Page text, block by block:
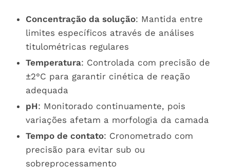
Concentração da solução: Mantida entre
limites específicos através de análises
titulométricas regulares
Temperatura: Controlada com precisão de
±2°C para garantir cinética de reação
adequada
pH: Monitorado continuamente, pois
variações afetam a morfologia da camada
Tempo de contato: Cronometrado com
precisão para evitar sub ou
sobreprocessamento